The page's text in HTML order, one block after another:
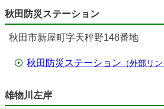
秋田防災ステーション
秋田市新屋町字天秤野148番地
秋田防災ステーション （外部リン
雄物川左岸